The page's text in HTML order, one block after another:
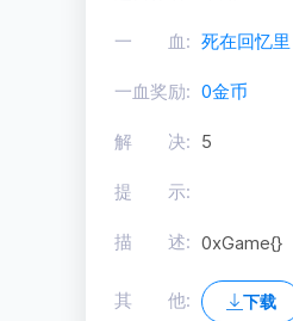
一 血: 死在回忆里
一血奖励: 0金币
解 决: 5
提 示:
描 述: 0xGame{}
其 他: 下载